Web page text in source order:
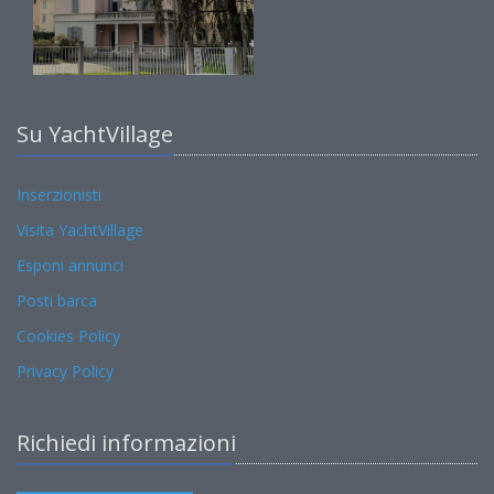
Su YachtVillage
Inserzionisti
Visita YachtVillage
Esponi annunci
Posti barca
Cookies Policy
Privacy Policy
Richiedi informazioni